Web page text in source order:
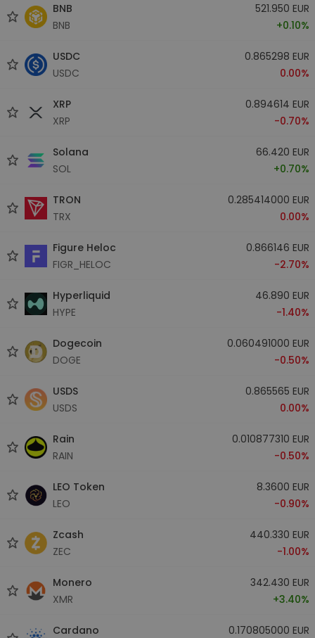
BNB
BNB
521.950 EUR
+0.10%
USDC
USDC
0.865298 EUR
0.00%
XRP
XRP
0.894614 EUR
-0.70%
Solana
SOL
66.420 EUR
+0.70%
TRON
TRX
0.285414000 EUR
0.00%
Figure Heloc
FIGR_HELOC
0.866146 EUR
-2.70%
Hyperliquid
HYPE
46.890 EUR
-1.40%
Dogecoin
DOGE
0.060491000 EUR
-0.50%
USDS
USDS
0.865565 EUR
0.00%
Rain
RAIN
0.010877310 EUR
-0.50%
LEO Token
LEO
8.3600 EUR
-0.90%
Zcash
ZEC
440.330 EUR
-1.00%
Monero
XMR
342.430 EUR
+3.40%
Cardano
0.170805000 EUR